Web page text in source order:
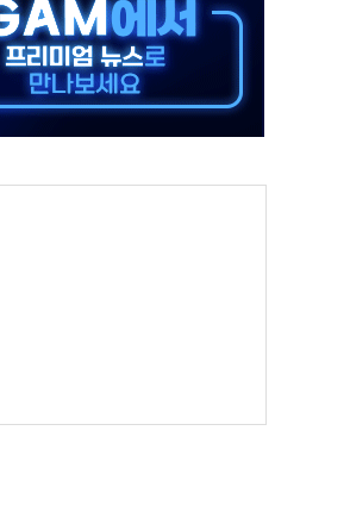
대미 드론 수출 통제· 기업 제재